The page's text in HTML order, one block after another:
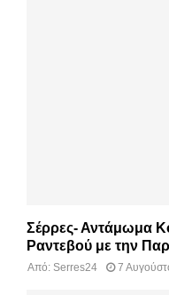
Σέρρες- Αντάμωμα
Ραντεβού με την
Από: Serres24 7